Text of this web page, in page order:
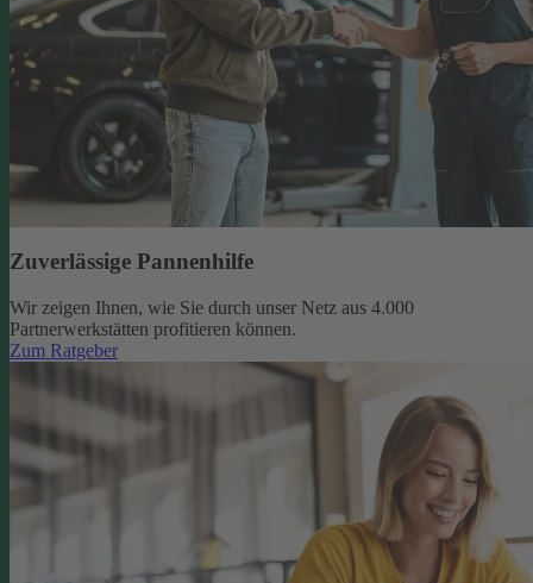
Zuverlässige Pannenhilfe
Wir zeigen Ihnen, wie Sie durch unser Netz aus 4.000
Partnerwerkstätten profitieren können.
Zum Ratgeber